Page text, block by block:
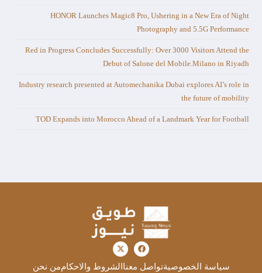
HONOR Launches Magic8 Pro, Ushering in a New Era of Night
Photography and 5.5G Performance
Red in Progress Concludes Successfully: Over 3000 Visitors Attend the
Debut of Salone del Mobile.Milano in Riyadh
Industry research presented at Automechanika Dubai explores AI’s role in
the future of mobility
TOD Expands into Morocco Ahead of a Landmark Year for Football
سياسة الخصوصيةتواصل معنا الشروط والاحكاممن نحن